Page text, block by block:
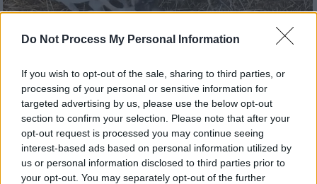
Do Not Process My Personal Information
If you wish to opt-out of the sale, sharing to third parties, or
processing of your personal or sensitive information for
targeted advertising by us, please use the below opt-out
section to confirm your selection. Please note that after your
opt-out request is processed you may continue seeing
interest-based ads based on personal information utilized by
us or personal information disclosed to third parties prior to
your opt-out. You may separately opt-out of the further
Φιλοζωία┋07.08.2026 17:10
«Γιατί δεν σώσαμε το κουτάβι που ζούσε
με τους λύκους»: Τι απαντούν οι
ερευνητές για τα επικριτικά σχόλια